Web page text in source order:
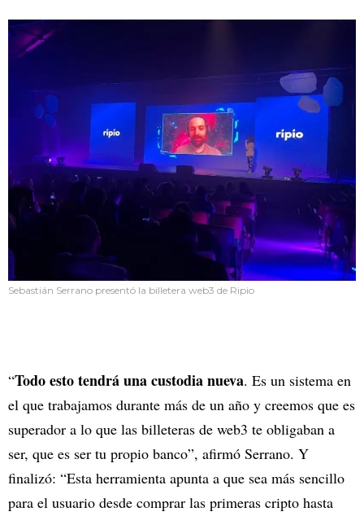
Sebastián Serrano presentó la billetera web3 de Ripio
“Todo esto tendrá una custodia nueva. Es un sistema en
el que trabajamos durante más de un año y creemos que es
superador a lo que las billeteras de web3 te obligaban a
ser, que es ser tu propio banco”, afirmó Serrano. Y
finalizó: “Esta herramienta apunta a que sea más sencillo
para el usuario desde comprar las primeras cripto hasta